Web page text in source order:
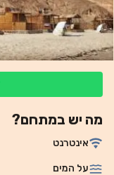
מה יש במתחם?
אינטרנט
על המים